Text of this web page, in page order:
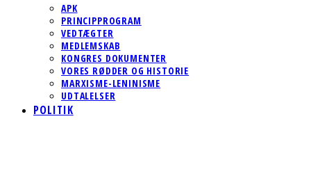
APK
PRINCIPPROGRAM
VEDTÆGTER
MEDLEMSKAB
KONGRES DOKUMENTER
VORES RØDDER OG HISTORIE
MARXISME-LENINISME
UDTALELSER
POLITIK